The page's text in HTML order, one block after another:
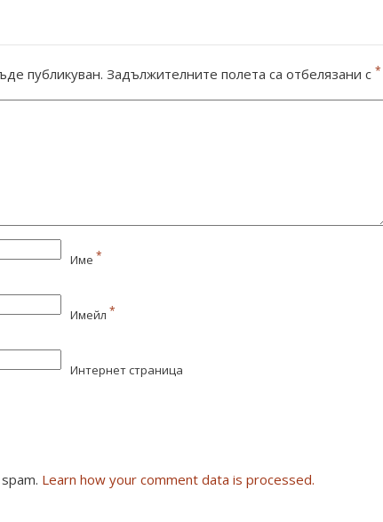
публикуван. Задължителните полета са отбелязани с *
Име *
Имейл *
Интернет страница
Learn how your comment data is processed.